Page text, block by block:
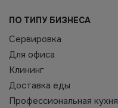
ПО ТИПУ БИЗНЕСА
Сервировка
Для офиса
Клининг
Доставка еды
Профессиональная кухня